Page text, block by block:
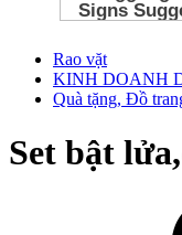
Rao vặt
KINH DOANH
Quà tặng, Đồ
Set bật